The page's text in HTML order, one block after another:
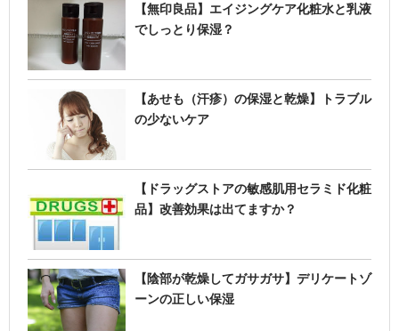
【無印良品】エイジングケア化粧水と乳液
でしっとり保湿？
【あせも（汗疹）の保湿と乾燥】トラブル
の少ないケア
【ドラッグストアの敏感肌用セラミド化粧
品】改善効果は出てますか？
【陰部が乾燥してガサガサ】デリケートゾ
ーンの正しい保湿